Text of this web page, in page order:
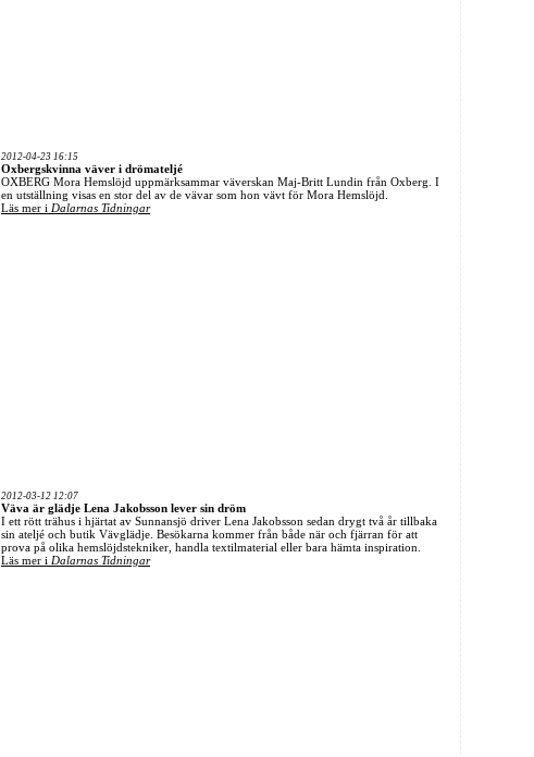
2012-04-23 16:15
Oxbergskvinna väver i drömateljé
OXBERG Mora Hemslöjd uppmärksammar väverskan Maj-Britt Lundin från Oxberg. I
en utställning visas en stor del av de vävar som hon vävt för Mora Hemslöjd.
Läs mer i Dalarnas Tidningar
2012-03-12 12:07
Väva är glädje Lena Jakobsson lever sin dröm
I ett rött trähus i hjärtat av Sunnansjö driver Lena Jakobsson sedan drygt två år tillbaka
sin ateljé och butik Vävglädje. Besökarna kommer från både när och fjärran för att
prova på olika hemslöjdstekniker, handla textilmaterial eller bara hämta inspiration.
Läs mer i Dalarnas Tidningar